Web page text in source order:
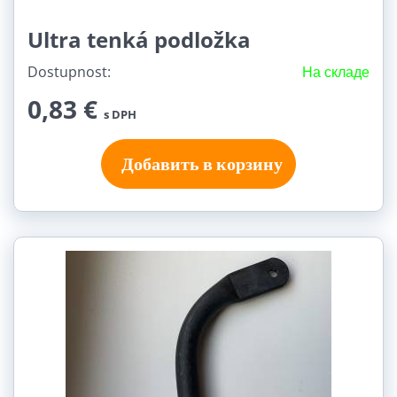
Ultra tenká podložka
Dostupnost: На складе
0,83 € s DPH
Добавить в корзину